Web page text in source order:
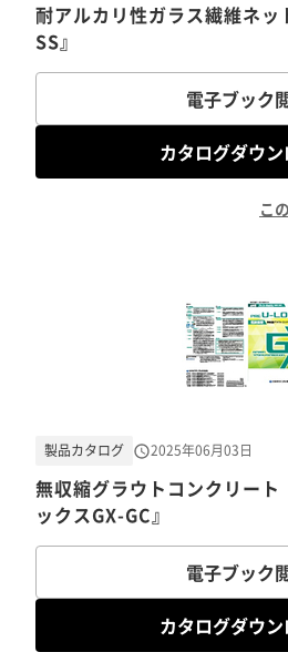
耐アルカリ性ガラス繊維ネッ
SS』
電子ブック
カタログダウ
こ
無収縮グラウトコンクリート
ックスGX-GC』
製品カタログ 2025年06月03日
電子ブック
カタログダウ